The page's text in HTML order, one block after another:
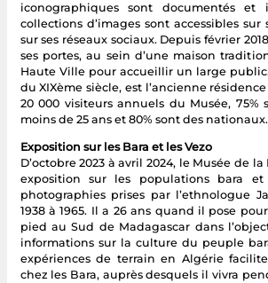
iconographiques sont documentés et
collections d’images sont accessibles
sur ses réseaux sociaux. Depuis février
ses portes, au sein d’une maison
Haute Ville pour accueillir un large
du XIXème siècle, est l’ancienne
20 000 visiteurs annuels du Musée, 75%
moins de 25 ans et 80% sont des nationaux.
Exposition sur les Bara et les Vezo
D’octobre 2023 à avril 2024, le Musée de
exposition sur les populations bara
photographies prises par l’ethnologue
1938 à 1965. Il a 26 ans quand il pose
pied au Sud de Madagascar dans
informations sur la culture du peuple
expériences de terrain en Algérie
chez les Bara, auprès desquels il vivra